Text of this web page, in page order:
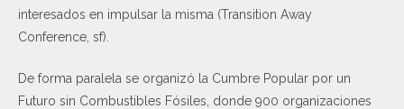
interesados en impulsar la misma (Transition Away
Conference, sf).
De forma paralela se organizó la Cumbre Popular por un
Futuro sin Combustibles Fósiles, donde 900 organizaciones